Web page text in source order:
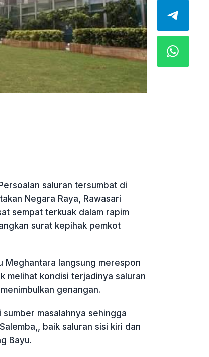
saluran tersumbat di
Negara Raya, Rawasari
sempat terkuak dalam rapim
surat kepihak pemkot
Meghantara langsung merespon
melihat kondisi terjadinya saluran
genangan.
masalahnya sehingga
baik saluran sisi kiri dan
Bayu.